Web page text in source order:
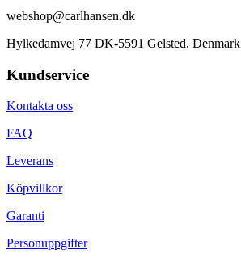
webshop@carlhansen.dk
Hylkedamvej 77 DK-5591 Gelsted, Denmark
Kundservice
Kontakta oss
FAQ
Leverans
Köpvillkor
Garanti
Personuppgifter